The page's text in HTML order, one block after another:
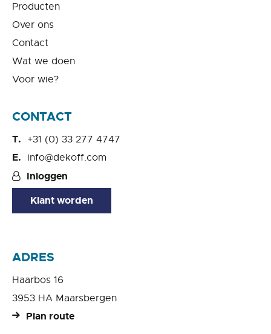
Producten
Over ons
Contact
Wat we doen
Voor wie?
CONTACT
+31 (0) 33 277 4747
info@dekoff.com
Inloggen
Klant worden
ADRES
Haarbos 16
3953 HA Maarsbergen
Plan route